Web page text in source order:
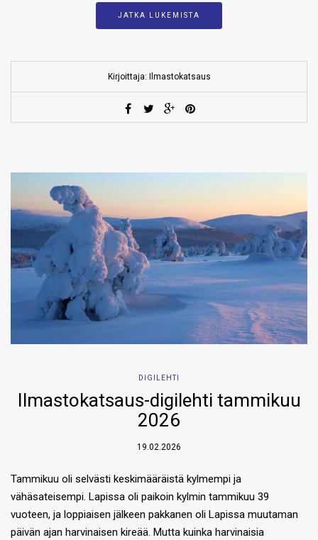
JATKA LUKEMISTA
Kirjoittaja: Ilmastokatsaus
DIGILEHTI
Ilmastokatsaus-digilehti tammikuu
2026
19.02.2026
Tammikuu oli selvästi keskimääräistä kylmempi ja
vähäsateisempi. Lapissa oli paikoin kylmin tammikuu 39
vuoteen, ja loppiaisen jälkeen pakkanen oli Lapissa muutaman
päivän ajan harvinaisen kireää. Mutta kuinka harvinaisia